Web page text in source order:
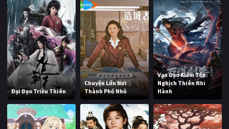
Đại Đạo Triều Thiên
Chuyện Lớn Nơi
Thành Phố Nhỏ
Vạn Đạo Kiếm Tôn:
Nghịch Thiên Nhi
Hành